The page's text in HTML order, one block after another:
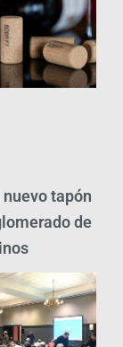
nuevo tapón
de